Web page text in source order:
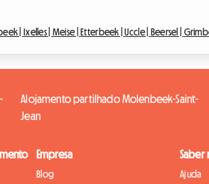
| Ixelles | Meise | Etterbeek |Uccle | Beersel |
Alojamento partilhado Molenbeek-Saint-
Jean
Empresa
Blog
Saber
Ajuda